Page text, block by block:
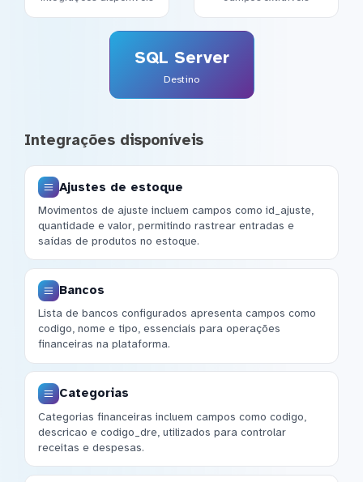
SQL Server
Destino
Integrações disponíveis
Ajustes de estoque
Movimentos de ajuste incluem campos como id_ajuste,
quantidade e valor, permitindo rastrear entradas e
saídas de produtos no estoque.
Bancos
Lista de bancos configurados apresenta campos como
codigo, nome e tipo, essenciais para operações
financeiras na plataforma.
Categorias
Categorias financeiras incluem campos como codigo,
descricao e codigo_dre, utilizados para controlar
receitas e despesas.